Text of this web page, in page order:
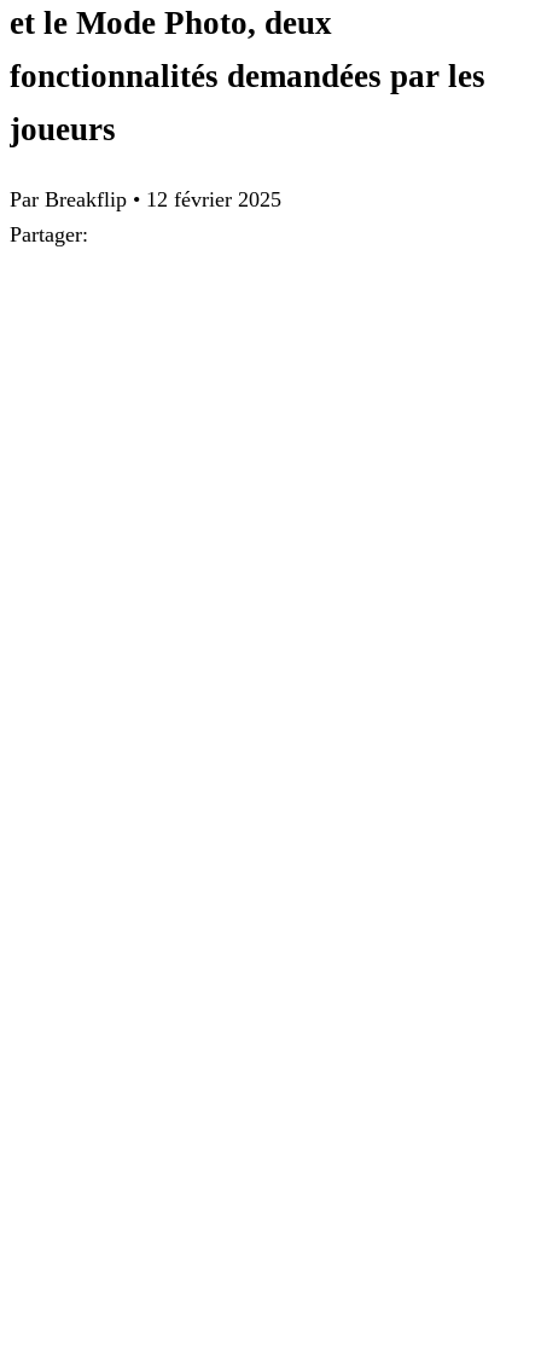
et le Mode Photo, deux
fonctionnalités demandées par les
joueurs
Par Breakflip • 12 février 2025
Partager: